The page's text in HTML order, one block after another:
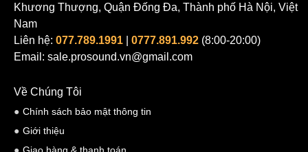
Khương Thượng, Quận Đống Đa, Thành phố Hà Nội, Việt
Nam
Liên hệ: 077.789.1991 0777.891.992 (8:00-20:00)
Email: sale.prosound.vn@gmail.com
Về Chúng Tôi
Chính sách bảo mật thông tin
Giới thiệu